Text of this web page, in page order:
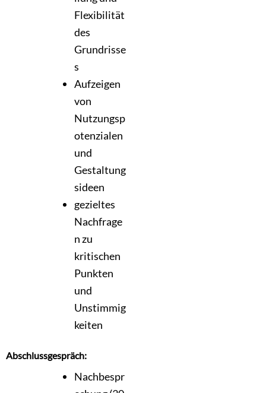
Flexibilität
des
Grundrisse
s
Aufzeigen
von
Nutzungsp
otenzialen
und
Gestaltung
sideen
gezieltes
Nachfrage
n zu
kritischen
Punkten
und
Unstimmig
keiten
Abschlussgespräch:
Nachbespr